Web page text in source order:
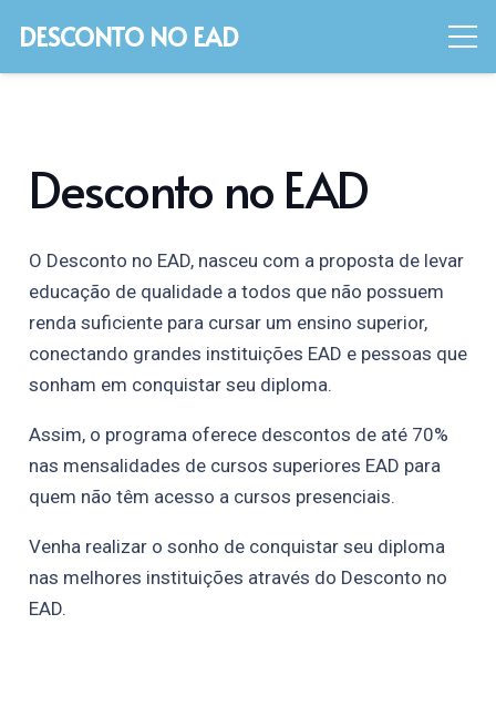
DESCONTO NO EAD
Desconto no EAD
O Desconto no EAD, nasceu com a proposta de levar
educação de qualidade a todos que não possuem
renda suficiente para cursar um ensino superior,
conectando grandes instituições EAD e pessoas que
sonham em conquistar seu diploma.
Assim, o programa oferece descontos de até 70%
nas mensalidades de cursos superiores EAD para
quem não têm acesso a cursos presenciais.
Venha realizar o sonho de conquistar seu diploma
nas melhores instituições através do Desconto no
EAD.